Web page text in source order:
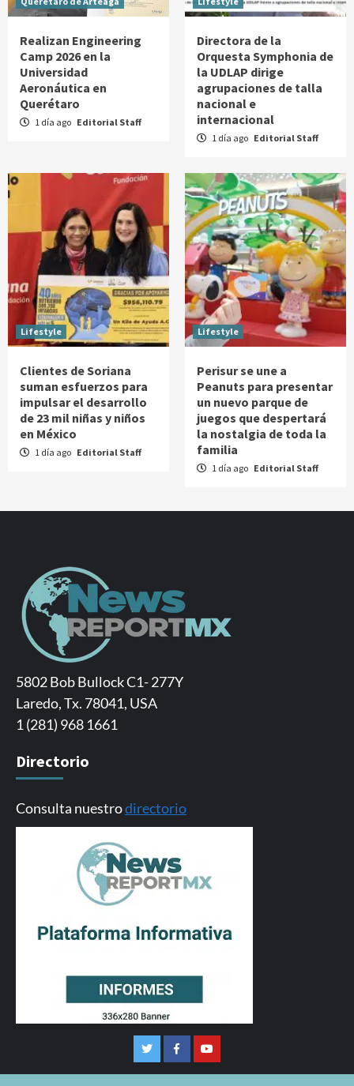
Realizan Engineering
Camp 2026 en la
Universidad
Aeronáutica en
Querétaro
1 día ago Editorial Staff
Directora de la
Orquesta Symphonia de
la UDLAP dirige
agrupaciones de talla
nacional e
internacional
1 día ago Editorial Staff
Lifestyle
Clientes de Soriana
suman esfuerzos para
impulsar el desarrollo
de 23 mil niñas y niños
en México
1 día ago Editorial Staff
Lifestyle
Perisur se une a
Peanuts para presentar
un nuevo parque de
juegos que despertará
la nostalgia de toda la
familia
1 día ago Editorial Staff
5802 Bob Bullock C1- 277Y
Laredo, Tx. 78041, USA
1 (281) 968 1661
Directorio
Consulta nuestrodirectorio
TwitterFacebookYoutube